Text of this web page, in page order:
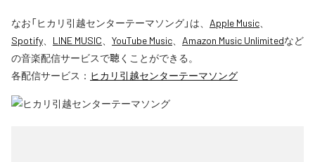
なお「ヒカリ引越センターテーマソング」は、 Apple Music
Spotify
LINE MUSIC YouTube Music Amazon Music Unlimitedなど
の音楽配信サービスで聴くことができる。
各配信サービス： ヒカリ引越センターテーマソング